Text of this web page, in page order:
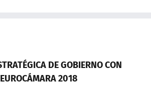
DE GOBIERNO CON
EUROCÁMARA 2018